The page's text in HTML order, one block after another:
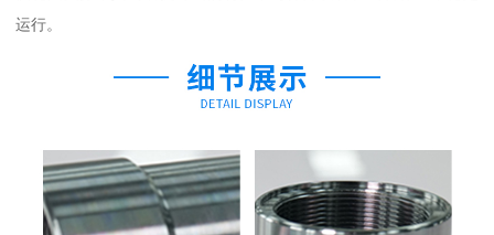
运行。